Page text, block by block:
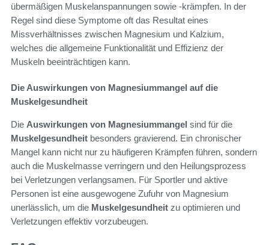
übermäßigen Muskelanspannungen sowie -krämpfen. In der
Regel sind diese Symptome oft das Resultat eines
Missverhältnisses zwischen Magnesium und Kalzium,
welches die allgemeine Funktionalität und Effizienz der
Muskeln beeinträchtigen kann.
Die Auswirkungen von Magnesiummangel auf die
Muskelgesundheit
Die Auswirkungen von Magnesiummangel sind für die
Muskelgesundheit besonders gravierend. Ein chronischer
Mangel kann nicht nur zu häufigeren Krämpfen führen, sondern
auch die Muskelmasse verringern und den Heilungsprozess
bei Verletzungen verlangsamen. Für Sportler und aktive
Personen ist eine ausgewogene Zufuhr von Magnesium
unerlässlich, um die Muskelgesundheit zu optimieren und
Verletzungen effektiv vorzubeugen.